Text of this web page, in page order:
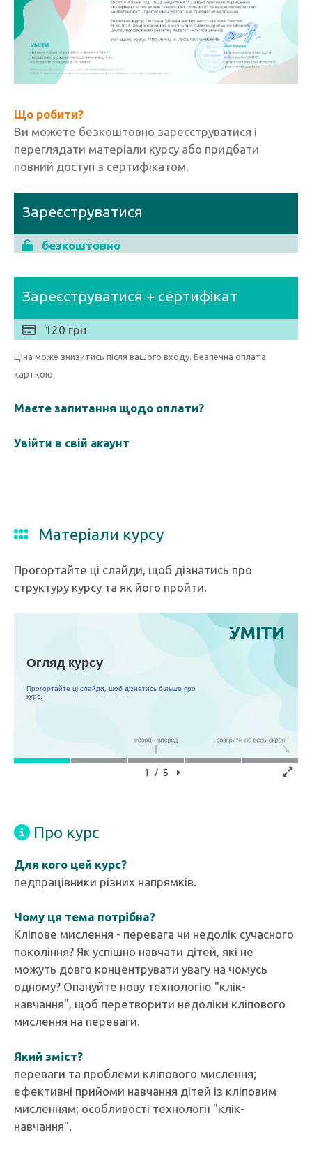
Що робити?
Ви можете безкоштовно зареєструватися і
переглядати матеріали курсу або придбати
повний доступ з сертифікатом.
Зареєструватися
безкоштовно
Зареєструватися + сертифікат
120 грн
Ціна може знизитись після вашого входу. Безпечна оплата
карткою.
Маєте запитання щодо оплати?
Увійти в свій акаунт
Матеріали курсу
Прогортайте ці слайди, щоб дізнатись про
структуру курсу та як його пройти.
Про курс
Для кого цей курс?
педпрацівники різних напрямків.
Чому ця тема потрібна?
Кліпове мислення - перевага чи недолік сучасного
покоління? Як успішно навчати дітей, які не
можуть довго концентрувати увагу на чомусь
одному? Опануйте нову технологію "клік-
навчання", щоб перетворити недоліки кліпового
мислення на переваги.
Який зміст?
переваги та проблеми кліпового мислення;
ефективні прийоми навчання дітей із кліповим
мисленням; особливості технології "клік-
навчання".